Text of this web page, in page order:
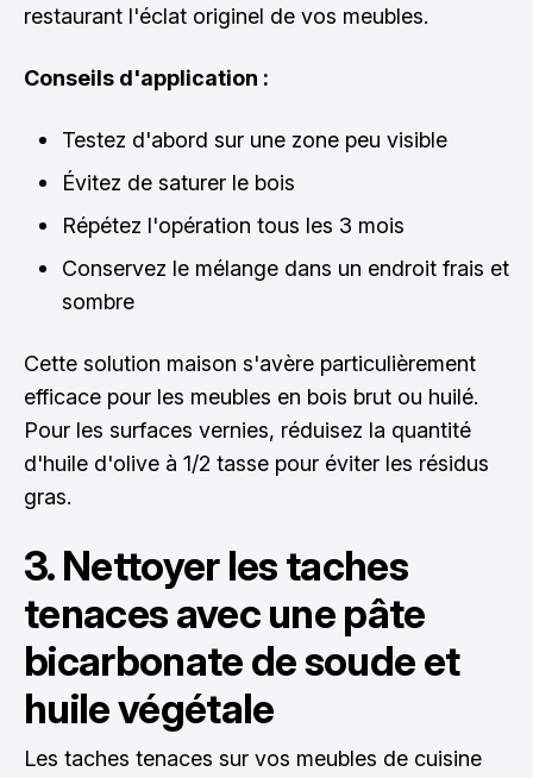
restaurant l'éclat originel de vos meubles.
Conseils d'application :
Testez d'abord sur une zone peu visible
Évitez de saturer le bois
Répétez l'opération tous les 3 mois
Conservez le mélange dans un endroit frais et
sombre
Cette solution maison s'avère particulièrement
efficace pour les meubles en bois brut ou huilé.
Pour les surfaces vernies, réduisez la quantité
d'huile d'olive à 1/2 tasse pour éviter les résidus
gras.
3. Nettoyer les taches
tenaces avec une pâte
bicarbonate de soude et
huile végétale
Les taches tenaces sur vos meubles de cuisine